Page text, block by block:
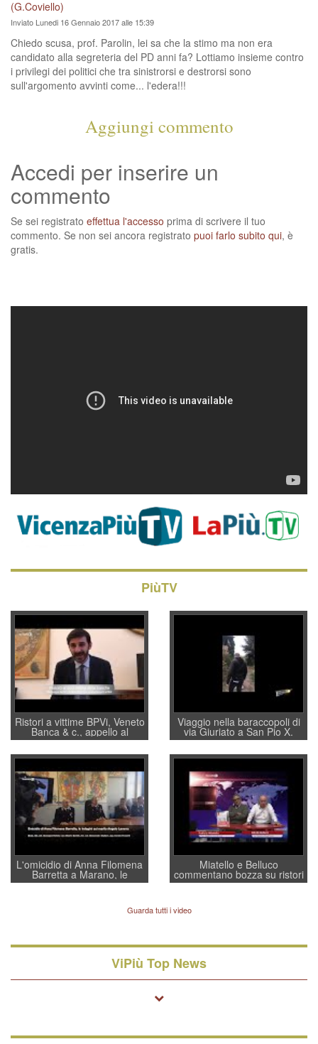
(G.Coviello)
Inviato Lunedi 16 Gennaio 2017 alle 15:39
Chiedo scusa, prof. Parolin, lei sa che la stimo ma non era
candidato alla segreteria del PD anni fa? Lottiamo insieme contro
i privilegi dei politici che tra sinistrorsi e destrorsi sono
sull'argomento avvinti come... l'edera!!!
Aggiungi commento
Accedi per inserire un
commento
Se sei registrato effettua l'accesso prima di scrivere il tuo
commento. Se non sei ancora registrato puoi farlo subito qui, è
gratis.
PiùTV
Ristori a vittime BPVi, Veneto
Banca & c., appello al
sottosegretario Alessio
Villarosa: per mettere ordine
convochi con Di Maio CNCU
a supporto della cabina di
regia al Mef
Viaggio nella baraccopoli di
via Giuriato a San Pio X.
Vicenza ai Vicentini: “faremo
un regalo di Natale ai
residenti”
L'omicidio di Anna Filomena
Barretta a Marano, le
indagini dei carabinieri di
Lavarra: più avvincenti di
quelle di... Barbara D'Urso
Miatello e Belluco
commentano bozza su ristori
BPVi e Veneto Banca
Guarda tutti i video
ViPiù Top News